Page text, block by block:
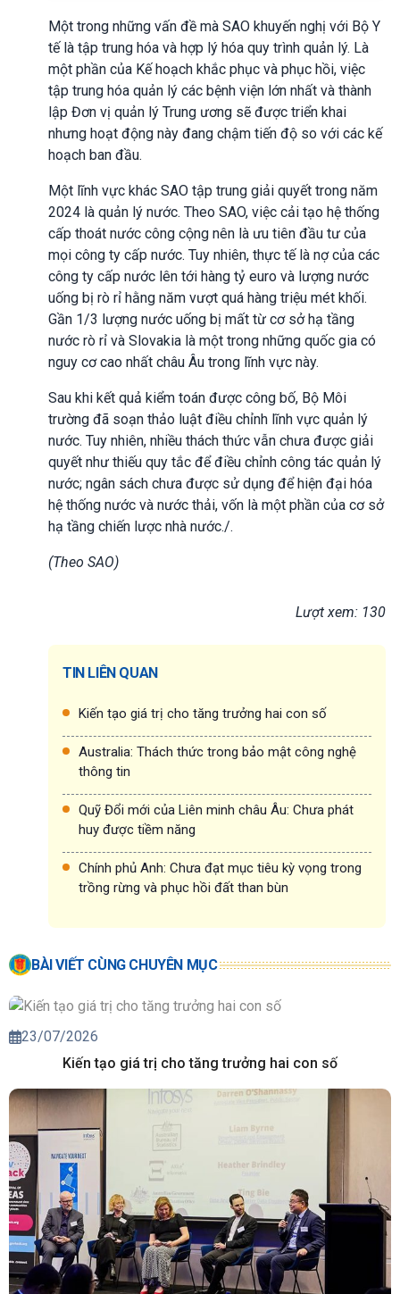
Một trong những vấn đề mà SAO khuyến nghị với Bộ Y
tế là tập trung hóa và hợp lý hóa quy trình quản lý. Là
một phần của Kế hoạch khắc phục và phục hồi, việc
tập trung hóa quản lý các bệnh viện lớn nhất và thành
lập Đơn vị quản lý Trung ương sẽ được triển khai
nhưng hoạt động này đang chậm tiến độ so với các kế
hoạch ban đầu.
Một lĩnh vực khác SAO tập trung giải quyết trong năm
2024 là quản lý nước. Theo SAO, việc cải tạo hệ thống
cấp thoát nước công cộng nên là ưu tiên đầu tư của
mọi công ty cấp nước. Tuy nhiên, thực tế là nợ của các
công ty cấp nước lên tới hàng tỷ euro và lượng nước
uống bị rò rỉ hằng năm vượt quá hàng triệu mét khối.
Gần 1/3 lượng nước uống bị mất từ cơ sở hạ tầng
nước rò rỉ và Slovakia là một trong những quốc gia có
nguy cơ cao nhất châu Âu trong lĩnh vực này.
Sau khi kết quả kiểm toán được công bố, Bộ Môi
trường đã soạn thảo luật điều chỉnh lĩnh vực quản lý
nước. Tuy nhiên, nhiều thách thức vẫn chưa được giải
quyết như thiếu quy tắc để điều chỉnh công tác quản lý
nước; ngân sách chưa được sử dụng để hiện đại hóa
hệ thống nước và nước thải, vốn là một phần của cơ sở
hạ tầng chiến lược nhà nước./.
(Theo SAO)
Lượt xem: 130
TIN LIÊN QUAN
Kiến tạo giá trị cho tăng trưởng hai con số
Australia: Thách thức trong bảo mật công nghệ
thông tin
Quỹ Đổi mới của Liên minh châu Âu: Chưa phát
huy được tiềm năng
Chính phủ Anh: Chưa đạt mục tiêu kỳ vọng trong
trồng rừng và phục hồi đất than bùn
BÀI VIẾT CÙNG CHUYÊN MỤC
23/07/2026
Kiến tạo giá trị cho tăng trưởng hai con số